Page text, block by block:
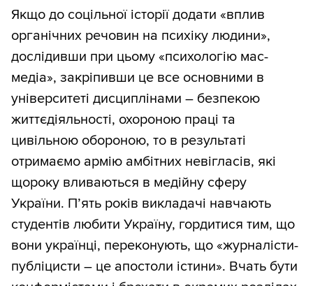
Якщо до соцільної історії додати «вплив
органічних речовин на психіку людини»,
дослідивши при цьому «психологію мас-
медіа», закріпивши це все основними в
університеті дисциплінами – безпекою
життєдіяльності, охороною праці та
цивільною обороною, то в результаті
отримаємо армію амбітних невігласів, які
щороку вливаються в медійну сферу
України. П’ять років викладачі навчають
студентів любити Україну, гордитися тим, що
вони українці, переконують, що «журналісти-
публіцисти – це апостоли істини». Вчать бути